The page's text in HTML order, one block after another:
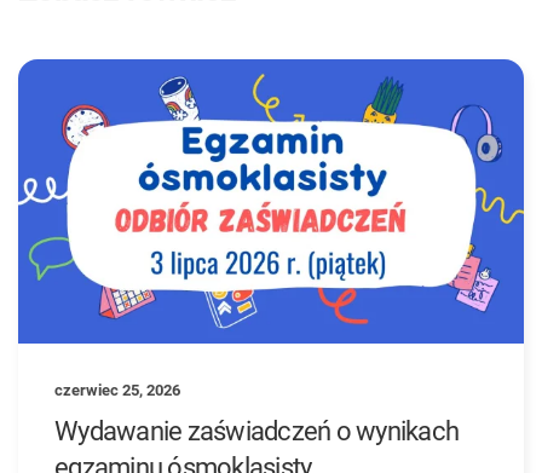
czerwiec 25, 2026
Wydawanie zaświadczeń o wynikach